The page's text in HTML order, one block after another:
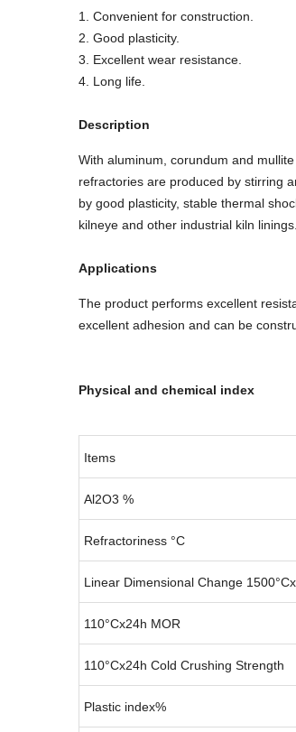
1. Convenient for construction.
2. Good plasticity.
3. Excellent wear resistance.
4. Long life.
Description
With aluminum, corundum and
refractories are produced by stirring
by good plasticity, stable thermal
kilneye and other industrial kiln linings.
Applications
The product performs excellent
excellent adhesion and can be
Physical and chemical index
Items
Al2O3 %
Refractoriness °C
Linear Dimensional Change
110°Cx24h MOR
110°Cx24h Cold Crushing Strength
Plastic index%